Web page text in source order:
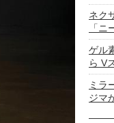
ネク
「ニ
ゲル
ら V
ミラ
ジマ